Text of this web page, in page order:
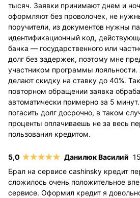
тысяч. Заявки принимают днем и
оформляют без проволочек, не
поручители, из документов нужны
идентификационный код,
банка — государственного или
долг без задержек, поэтому мне
участником программы лояльности.
делают скидку на ставку до 40%.
повторном обращении заявка
автоматически примерно за 5
погасить долг досрочно, в таком
проценты оплачиваешь не за весь
пользования кредитом.
Данилюк Василий
Брал на сервисе cashinsky кредит
сложилось очень положительное
сервисе. Оформил кредит я